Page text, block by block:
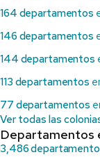
164 departamentos
146 departamentos
144 departamentos
113 departamentos
77 departamentos
Ver todas las
Departamentos
3,486